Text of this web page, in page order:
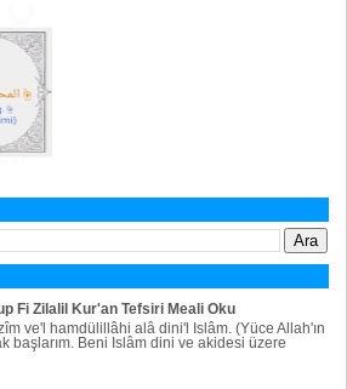
Fi Zilalil Kur'an Tefsiri Meali Oku
ve'l hamdülillâhi alâ dini'l Islâm. (Yüce Allah'ın
başlarım. Beni Islâm dini ve akidesi üzere